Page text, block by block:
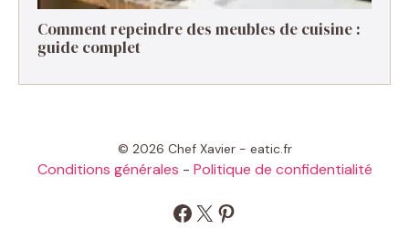
Comment repeindre des meubles de cuisine :
guide complet
© 2026 Chef Xavier - eatic.fr
Conditions générales - Politique de confidentialité
Facebook
X Pinterest